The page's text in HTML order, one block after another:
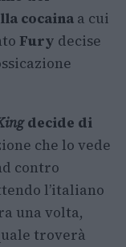
cocaina a cui
Fury decise
decide di
che lo vede
contro
l’italiano
una volta,
troverà